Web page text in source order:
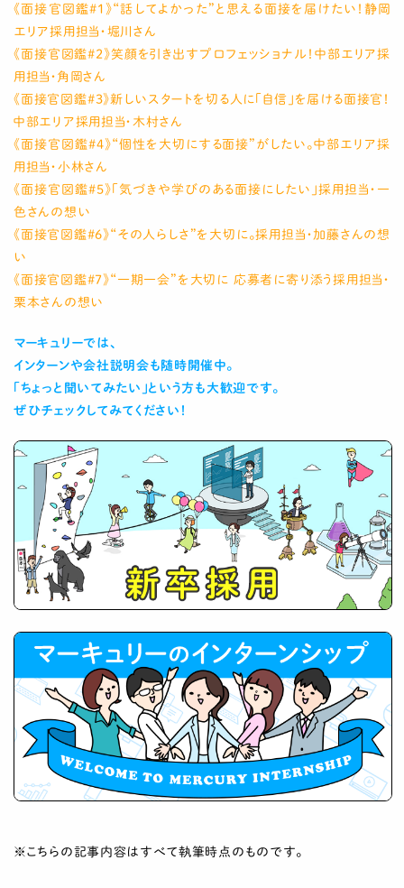
《面接官図鑑#1 》“話してよかった”と思える面接を届けたい！静岡
エリア採用担当・堀川さん
《面接官図鑑#2》笑顔を引き出すプロフェッショナル！中部エリア採
用担当・角岡さん
《面接官図鑑#3》新しいスタートを切る人に「自信」を届ける面接官！
中部エリア採用担当・木村さん
《面接官図鑑#4》“個性を大切にする面接”がしたい。中部エリア採
用担当・小林さん
《面接官図鑑#5》「気づきや学びのある面接にしたい」採用担当・一
色さんの想い
《面接官図鑑#6》“その人らしさ”を大切に。採用担当・加藤さんの想
い
《面接官図鑑#7》“一期一会”を大切に 応募者に寄り添う採用担当・
栗本さんの想い
マーキュリーでは、
インターンや会社説明会も随時開催中。
「ちょっと聞いてみたい」という方も大歓迎です。
ぜひチェックしてみてください！
※こちらの記事内容はすべて執筆時点のものです。